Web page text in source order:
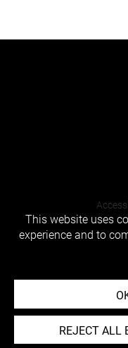
This website uses
experience and to
REJECT ALL